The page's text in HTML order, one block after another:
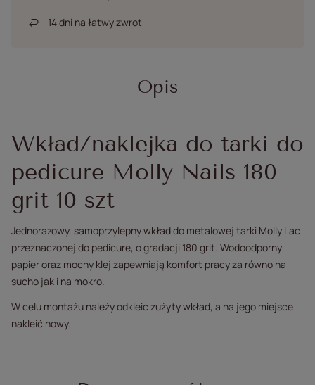
14dni na łatwy zwrot
Opis
Wkład/naklejka do tarki do
pedicure Molly Nails 180
grit 10 szt
Jednorazowy, samoprzylepny wkład do metalowej tarki Molly Lac
przeznaczonej do pedicure, o gradacji 180 grit. Wodoodporny
papier oraz mocny klej zapewniają komfort pracy za równo na
sucho jak i na mokro.
W celu montażu należy odkleić zużyty wkład, a na jego miejsce
nakleić nowy.